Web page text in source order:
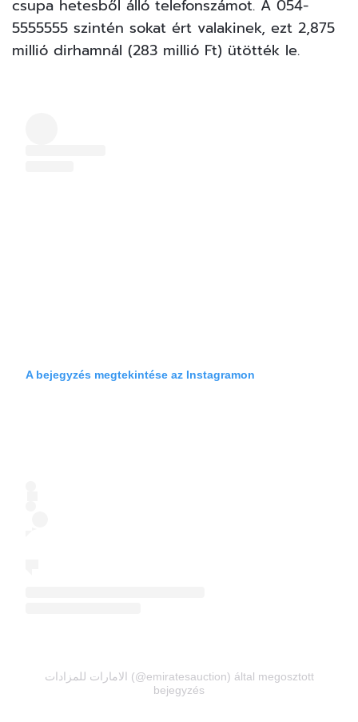
csupa hetesből álló telefonszámot. A 054-
5555555 szintén sokat ért valakinek, ezt 2,875
millió dirhamnál (283 millió Ft) ütötték le.
A bejegyzés megtekintése az Instagramon
الامارات للمزادات (@emiratesauction) által megosztott
bejegyzés